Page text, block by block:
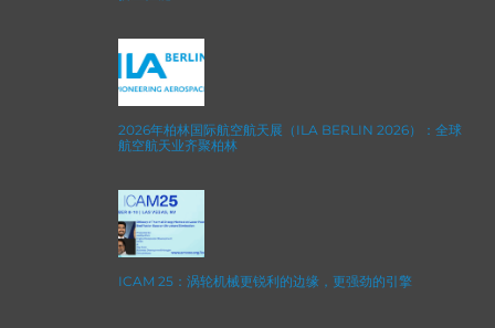
2026年柏林国际航空航天展（ILA BERLIN 2026）：全球
航空航天业齐聚柏林
ICAM 25：涡轮机械更锐利的边缘，更强劲的引擎